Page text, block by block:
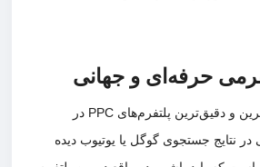
حرفه‌ای و جهانی
گوگل ادز یکی از قوی‌ترین و دقیق‌ترین پلتفرم‌های PPC در
نتایج جستجوی گوگل یا یوتیوب دیده